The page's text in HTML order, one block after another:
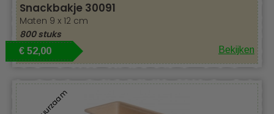
Snackbakje 30091
Maten 9 x 12 cm
800 stuks
€ 52,00 Bekijken